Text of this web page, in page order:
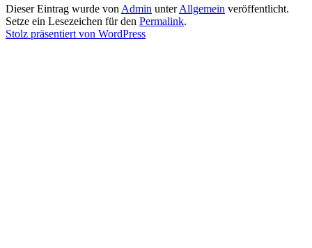
Dieser Eintrag wurde von Admin unterAllgemein veröffentlicht.
Setze ein Lesezeichen für den Permalink.
Stolz präsentiert von WordPress